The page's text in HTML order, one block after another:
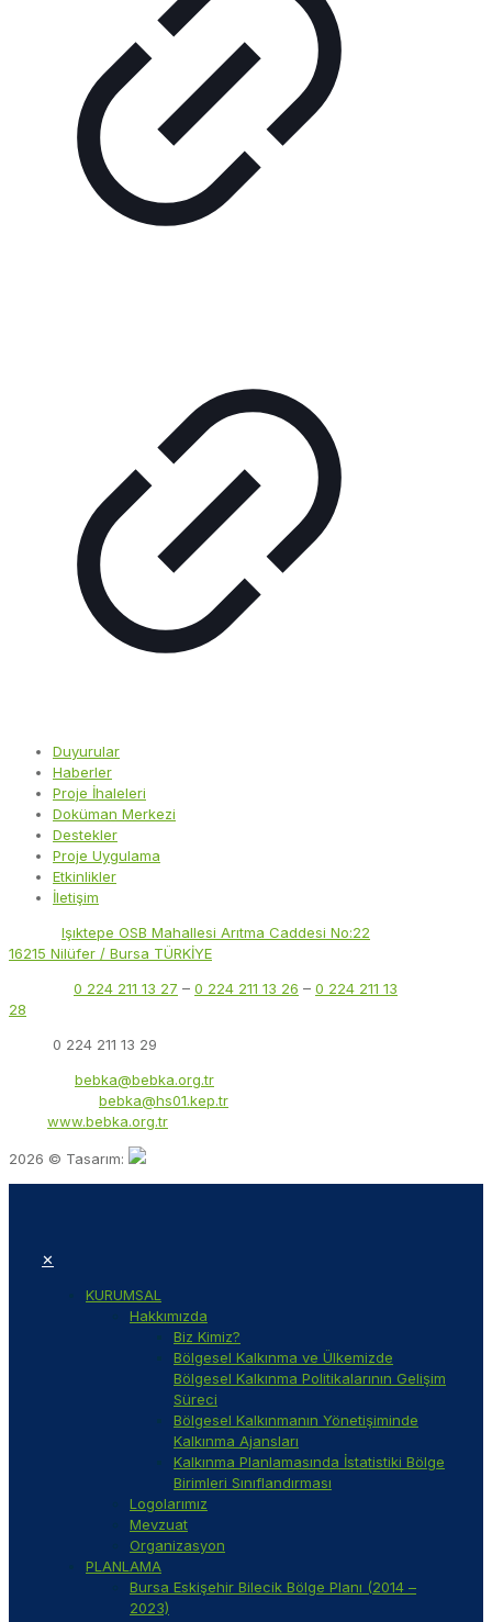
Duyurular
Haberler
Proje İhaleleri
Doküman Merkezi
Destekler
Proje Uygulama
Etkinlikler
İletişim
Işıktepe OSB Mahallesi Arıtma Caddesi No:22
16215 Nilüfer / Bursa TÜRKİYE
0 224 211 13 27 – 0 224 211 13 26 – 0 224 211 13
28
0 224 211 13 29
bebka@bebka.org.tr
bebka@hs01.kep.tr
www.bebka.org.tr
2026 © Tasarım:
✕
KURUMSAL
Hakkımızda
Biz Kimiz?
Bölgesel Kalkınma ve Ülkemizde
Bölgesel Kalkınma Politikalarının Gelişim
Süreci
Bölgesel Kalkınmanın Yönetişiminde
Kalkınma Ajansları
Kalkınma Planlamasında İstatistiki Bölge
Birimleri Sınıflandırması
Logolarımız
Mevzuat
Organizasyon
PLANLAMA
Bursa Eskişehir Bilecik Bölge Planı (2014 –
2023)